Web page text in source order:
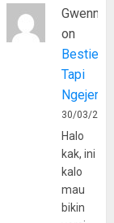
Gwenny
on
Bestie
Tapi
30/03/
Halo
kak, ini
kalo
mau
bikin